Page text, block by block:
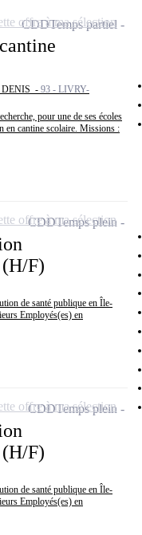
DENIS - 93 - LIVRY-
pour une de ses écoles
en cantine scolaire. Missions :
CDDTemps partiel
offre à ma sélection
F)
de santé publique en Île-
Employés(es) en
CDDTemps plein
offre à ma sélection
F)
de santé publique en Île-
Employés(es) en
CDDTemps plein
offre à ma sélection